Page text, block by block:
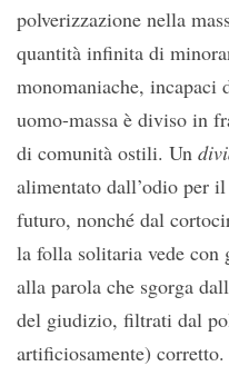
polverizzazione nella
quantità infinita di
monomaniache,
uomo-massa è diviso in
di comunità ostili. Un
alimentato dall’odio per
futuro, nonché dal
la folla solitaria vede
alla parola che sgorga
del giudizio, filtrati dal
artificiosamente) corretto.